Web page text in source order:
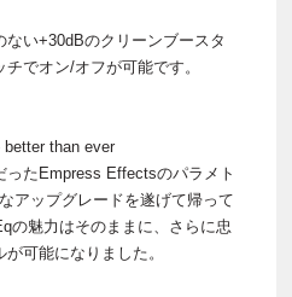
い+30dBのクリーンブースタ
でオン/オフが可能です。
better than ever
たEmpress Effectsのパラメト
アップグレードを遂げて帰って
の魅力はそのままに、さらに忠
可能になりました。